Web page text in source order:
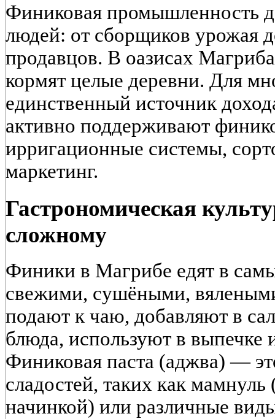
Финиковая промышленность
людей: от сборщиков урожая
продавцов. В оазисах
кормят целые деревни. Для
единственный источник
активно поддерживают
ирригационные системы,
маркетинг.
Гастрономическая
сложному
Финики в Магрибе едят в
свежими, сушёными,
подают к чаю, добавляют в
блюда, используют в выпечке
Финиковая паста (аджва) —
сладостей, таких как
начинкой) или различные